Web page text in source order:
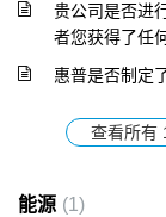
贵公司是否进
者您获得了任
惠普是否制定
查看所有
能源 1